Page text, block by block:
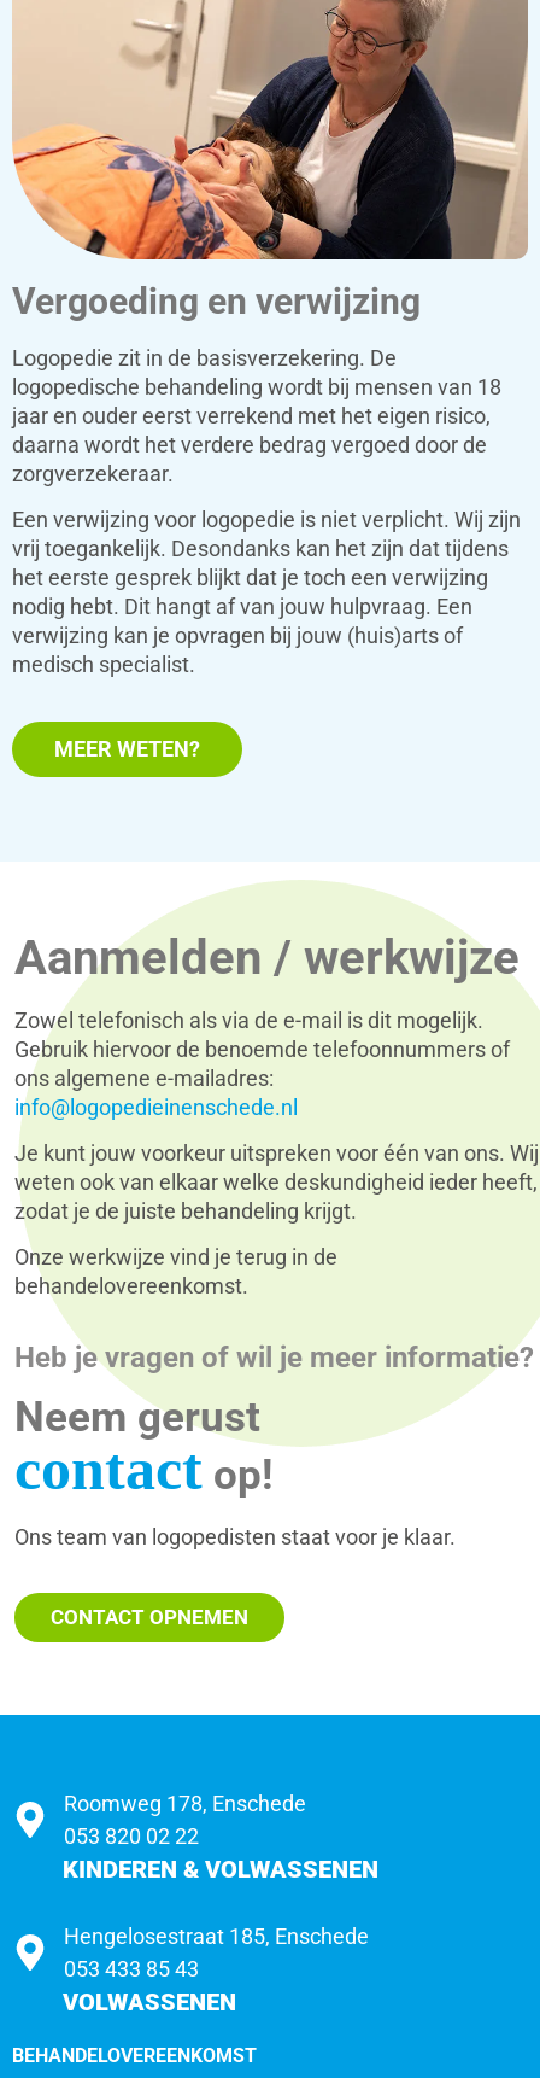
Vergoeding en verwijzing
Logopedie zit in de basisverzekering. De
logopedische behandeling wordt bij mensen van 18
jaar en ouder eerst verrekend met het eigen risico,
daarna wordt het verdere bedrag vergoed door de
zorgverzekeraar.
Een verwijzing voor logopedie is niet verplicht. Wij zijn
vrij toegankelijk. Desondanks kan het zijn dat tijdens
het eerste gesprek blijkt dat je toch een verwijzing
nodig hebt. Dit hangt af van jouw hulpvraag. Een
verwijzing kan je opvragen bij jouw (huis)arts of
medisch specialist.
MEER WETEN?
Aanmelden / werkwijze
Zowel telefonisch als via de e-mail is dit mogelijk.
Gebruik hiervoor de benoemde telefoonnummers of
ons algemene e-mailadres:
info@logopedieinenschede.nl
Je kunt jouw voorkeur uitspreken voor één van ons. Wij
weten ook van elkaar welke deskundigheid ieder heeft,
zodat je de juiste behandeling krijgt.
Onze werkwijze vind je terug in de
behandelovereenkomst.
Heb je vragen of wil je meer informatie?
Neem gerust
contact op!
Ons team van logopedisten staat voor je klaar.
CONTACT OPNEMEN
Roomweg 178, Enschede
053 820 02 22
KINDEREN & VOLWASSENEN
Hengelosestraat 185, Enschede
053 433 85 43
VOLWASSENEN
BEHANDELOVEREENKOMST